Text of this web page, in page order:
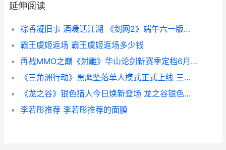
延伸阅读
粽香凝旧事 酒暖话江湖 《剑网2》端午六一版本今日上线 粽香情浓下一句
霸王虞姬返场 霸王虞姬返场多少钱
再战MMO之巅《射雕》华山论剑新赛季定档6月12日 再战游戏视频
《三角洲行动》黑鹰坠落单人模式正式上线 三角洲行动手游官网
《龙之谷》银色猎人今日焕新登场 龙之谷银色舞灵技巧
李若彤推荐 李若彤推荐的面膜